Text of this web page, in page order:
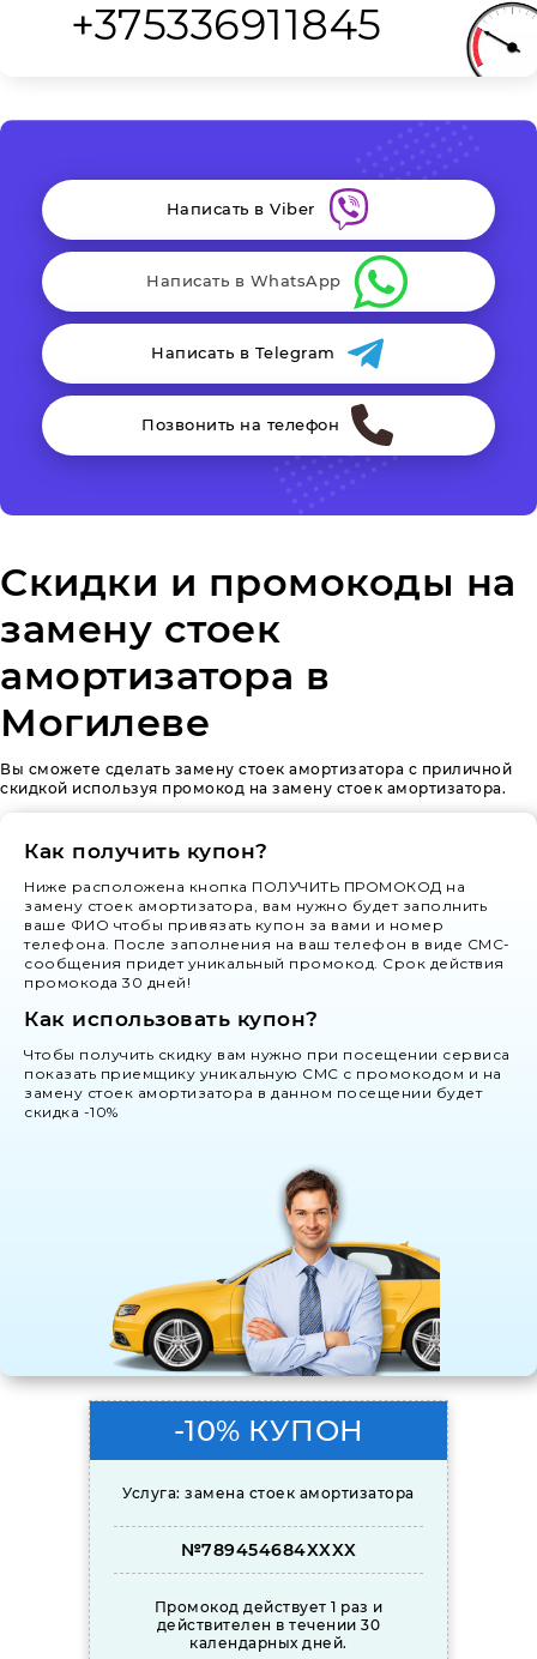
+375336911845
Написать в Viber
Написать в WhatsApp
Написать в Telegram
Позвонить на телефон
Скидки и промокоды на
замену стоек
амортизатора в
Могилеве
Вы сможете сделать замену стоек амортизатора с приличной
скидкой используя промокод на замену стоек амортизатора.
Как получить купон?
Ниже расположена кнопка ПОЛУЧИТЬ ПРОМОКОД на
замену стоек амортизатора, вам нужно будет заполнить
ваше ФИО чтобы привязать купон за вами и номер
телефона. После заполнения на ваш телефон в виде СМС-
сообщения придет уникальный промокод. Срок действия
промокода 30 дней!
Как использовать купон?
Чтобы получить скидку вам нужно при посещении сервиса
показать приемщику уникальную СМС с промокодом и на
замену стоек амортизатора в данном посещении будет
скидка -10%
-10% КУПОН
Услуга: замена стоек амортизатора
№789454684XXXX
Промокод действует 1 раз и
действителен в течении 30
календарных дней.